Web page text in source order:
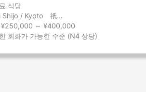
식당
/ Kyoto 祇園四条 / 京都府
¥250,000 ～ ¥400,000
회화가 가능한 수준 (N4 상당)